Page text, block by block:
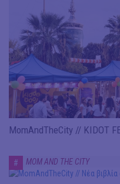
MomAndTheCity // KIDOT
# MOM AND THE CITY